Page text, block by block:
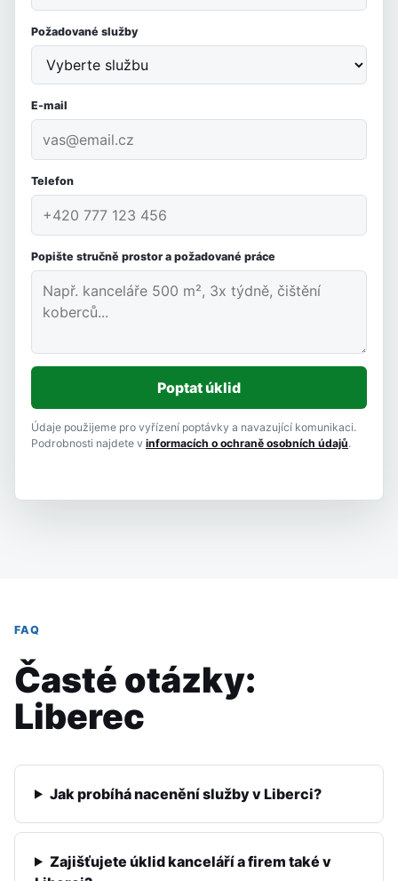
Požadované služby
E-mail
Telefon
Popište stručně prostor a požadované práce
Poptat úklid
Údaje použijeme pro vyřízení poptávky a navazující komunikaci.
Podrobnosti najdete v informacích o ochraně osobních údajů.
FAQ
Časté otázky:
Liberec
Jak probíhá nacenění služby v Liberci?
Zajišťujete úklid kanceláří a firem také v